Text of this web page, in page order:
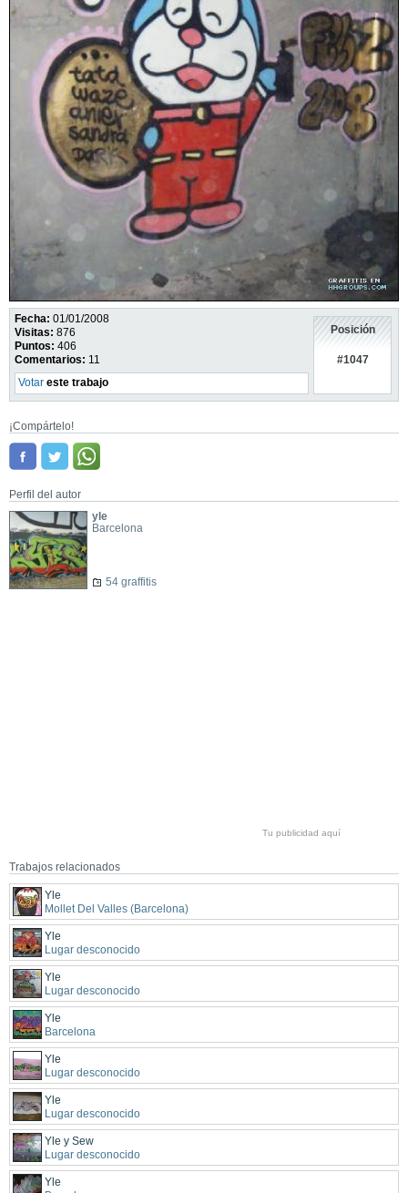
Fecha: 01/01/2008
Visitas: 876
Puntos: 406
Comentarios: 11
Votar este trabajo
Posición
#1047
¡Compártelo!
Perfil del autor
yle
Barcelona
54 graffitis
Tu publicidad aquí
Trabajos relacionados
Yle
Mollet Del Valles (Barcelona)
Yle
Lugar desconocido
Yle
Lugar desconocido
Yle
Barcelona
Yle
Lugar desconocido
Yle
Lugar desconocido
Yle y Sew
Lugar desconocido
Yle